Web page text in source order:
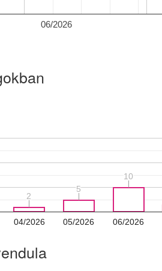
06/2026
04/2026 05/2026 06/2026
2
2
5
5
10
10